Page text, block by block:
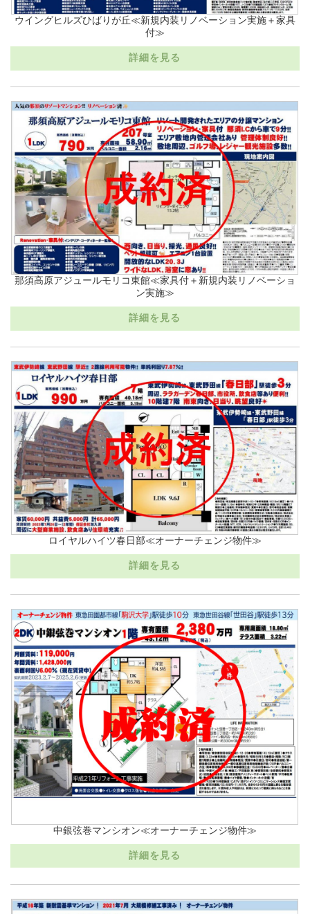
ウイングヒルズひばりが丘≪新規内装リノベーション実施＋家具
付≫
詳細を見る
那須高原アジュールモリコ東館≪家具付＋新規内装リノベーショ
ン実施≫
詳細を見る
ロイヤルハイツ春日部≪オーナーチェンジ物件≫
詳細を見る
中銀弦巻マンシオン≪オーナーチェンジ物件≫
詳細を見る